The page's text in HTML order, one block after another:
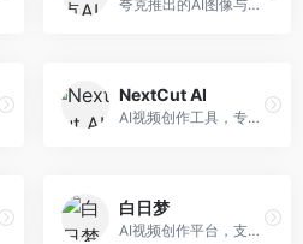
夸克推出的AI图像与视频创作平台。面向普通用户和内容创作者，提供文生图、文生视频等功能，操作简便，与夸克生态深度整合。
NextCut AI
AI视频创作工具，专注于智能剪辑和视频生成。面向视频创作者，提供智能剪辑、视频生成、特效添加等功能，剪辑效率高，适合快节奏内容生产。
白日梦
AI视频创作平台，支持生成长达50分钟的长视频内容。面向长视频创作者和内容生产者，支持故事视频生成、视频编辑等功能，适合叙事性内容创作。